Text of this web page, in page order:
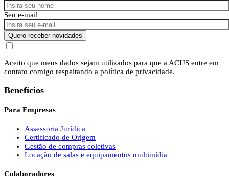
Seu e-mail
Quero receber novidades
Aceito que meus dados sejam utilizados para que a ACIJS entre em
contato comigo respeitando a política de privacidade.
Benefícios
Para Empresas
Assessoria Jurídica
Certificado de Origem
Gestão de compras coletivas
Locação de salas e equipamentos multimídia
Colaboradores